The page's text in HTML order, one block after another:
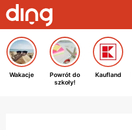
Wakacje
Powrót do
szkoły!
Kaufland